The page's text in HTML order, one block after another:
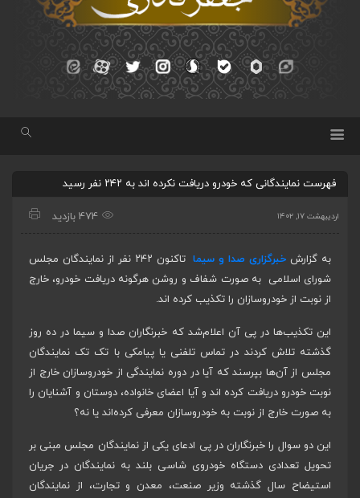
فهرست نمایندگانی که خودرو دریافت نکرده اند به ۲۴۲ نفر رسید
اردیبهشت ۱۷, ۱۴۰۲ 474 بازدید
به گزارش خبرگزاری صدا و سیما
تاکنون ۲۴۲ نفر از نمایندگان مجلس
شورای اسلامی به صورت شفاف و روشن هرگونه دریافت خودرو، خارج
از نوبت از خودروسازان را تکذیب کرده اند.
این تکذیب‌ها در پی آن اعلام‌شد که خبرنگاران صدا و سیما در ده روز
گذشته تلاش کردند در تماس تلفنی یا پیامکی با تک تک نمایندگان
مجلس از آن‌ها بپرسند که آیا در دوره نمایندگی از خودروسازان خارج از
نوبت خودرو دریافت کرده اند و آیا اعضای خانواده، دوستان و آشنایان را
به صورت خارج از نوبت به خودروسازان معرفی کرده‌اند یا نه؟
این دو سوال را خبرنگاران در پی ادعای یکی از نمایندگان مجلس مبنی بر
تحویل تعدادی دستگاه خودروی شاسی بلند به نمایندگان در جریان
استیضاح سال گذشته وزیر صنعت، معدن و تجارت، از نمایندگان